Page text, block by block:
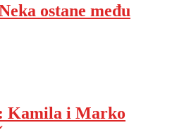
ostane među
Kamila i Marko